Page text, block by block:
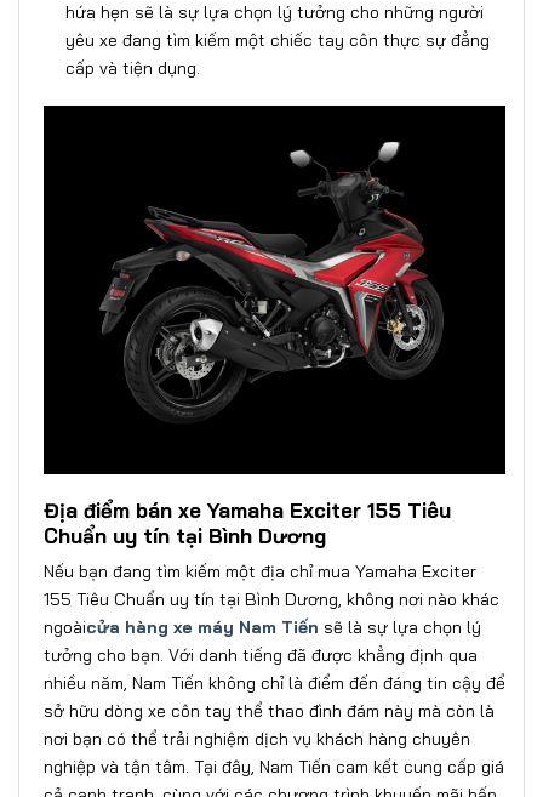
hứa hẹn sẽ là sự lựa chọn lý tưởng cho những người
yêu xe đang tìm kiếm một chiếc tay côn thực sự đẳng
cấp và tiện dụng.
Địa điểm bán xe Yamaha Exciter 155 Tiêu
Chuẩn uy tín tại Bình Dương
Nếu bạn đang tìm kiếm một địa chỉ mua Yamaha Exciter
155 Tiêu Chuẩn uy tín tại Bình Dương, không nơi nào khác
ngoàicửa hàng xe máy Nam Tiến sẽ là sự lựa chọn lý
tưởng cho bạn. Với danh tiếng đã được khẳng định qua
nhiều năm, Nam Tiến không chỉ là điểm đến đáng tin cậy để
sở hữu dòng xe côn tay thể thao đình đám này mà còn là
nơi bạn có thể trải nghiệm dịch vụ khách hàng chuyên
nghiệp và tận tâm. Tại đây, Nam Tiến cam kết cung cấp giá